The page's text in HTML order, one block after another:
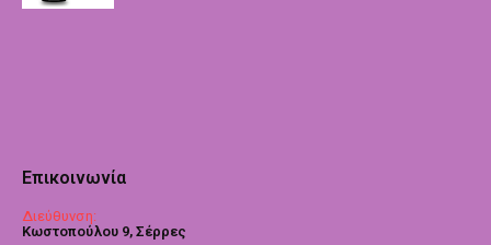
Επικοινωνία
Διεύθυνση:
Κωστοπούλου 9, Σέρρες